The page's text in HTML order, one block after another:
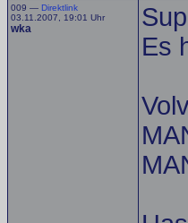
009 — Direktlink
03.11.2007, 19:01 Uhr
wka
Es